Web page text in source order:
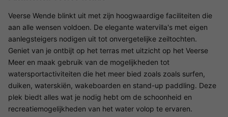
Veerse Wende blinkt uit met zijn hoogwaardige faciliteiten die
aan alle wensen voldoen. De elegante watervilla's met eigen
aanlegsteigers nodigen uit tot onvergetelijke zeiltochten.
Geniet van je ontbijt op het terras met uitzicht op het Veerse
Meer en maak gebruik van de mogelijkheden tot
watersportactiviteiten die het meer bied zoals zoals surfen,
duiken, waterskiën, wakeboarden en stand-up paddling. Deze
plek biedt alles wat je nodig hebt om de schoonheid en
recreatiemogelijkheden van het water volop te ervaren.